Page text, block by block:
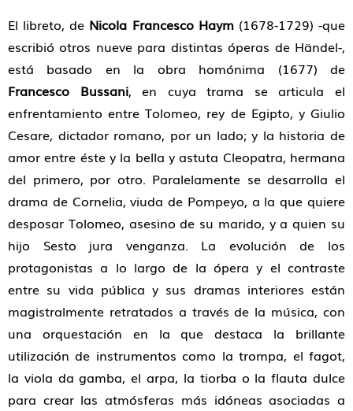
El libreto, de Nicola Francesco Haym(1678-1729) -que
escribió otros nueve para distintas óperas de Händel-,
está basado en la obra homónima (1677) de
Francesco Bussani, en cuya trama se articula el
enfrentamiento entre Tolomeo, rey de Egipto, y Giulio
Cesare, dictador romano, por un lado; y la historia de
amor entre éste y la bella y astuta Cleopatra, hermana
del primero, por otro. Paralelamente se desarrolla el
drama de Cornelia, viuda de Pompeyo, a la que quiere
desposar Tolomeo, asesino de su marido, y a quien su
hijo Sesto jura venganza. La evolución de los
protagonistas a lo largo de la ópera y el contraste
entre su vida pública y sus dramas interiores están
magistralmente retratados a través de la música, con
una orquestación en la que destaca la brillante
utilización de instrumentos como la trompa, el fagot,
la viola da gamba, el arpa, la tiorba o la flauta dulce
para crear las atmósferas más idóneas asociadas a